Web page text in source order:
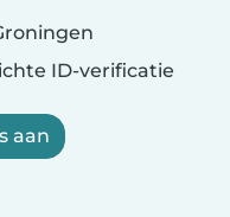
ID-verificatie
aan